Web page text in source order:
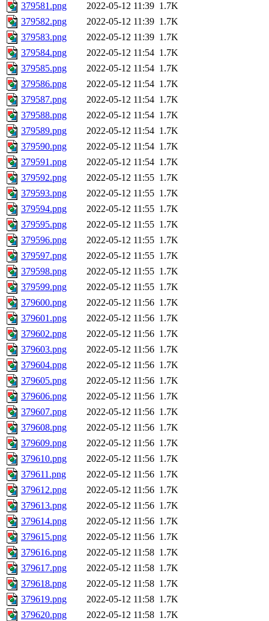
379581.png
2022-05-12 11:39 1.7K
379582.png
2022-05-12 11:39 1.7K
379583.png
2022-05-12 11:39 1.7K
379584.png
2022-05-12 11:54 1.7K
379585.png
2022-05-12 11:54 1.7K
379586.png
2022-05-12 11:54 1.7K
379587.png
2022-05-12 11:54 1.7K
379588.png
2022-05-12 11:54 1.7K
379589.png
2022-05-12 11:54 1.7K
379590.png
2022-05-12 11:54 1.7K
379591.png
2022-05-12 11:54 1.7K
379592.png
2022-05-12 11:55 1.7K
379593.png
2022-05-12 11:55 1.7K
379594.png
2022-05-12 11:55 1.7K
379595.png
2022-05-12 11:55 1.7K
379596.png
2022-05-12 11:55 1.7K
379597.png
2022-05-12 11:55 1.7K
379598.png
2022-05-12 11:55 1.7K
379599.png
2022-05-12 11:55 1.7K
379600.png
2022-05-12 11:56 1.7K
379601.png
2022-05-12 11:56 1.7K
379602.png
2022-05-12 11:56 1.7K
379603.png
2022-05-12 11:56 1.7K
379604.png
2022-05-12 11:56 1.7K
379605.png
2022-05-12 11:56 1.7K
379606.png
2022-05-12 11:56 1.7K
379607.png
2022-05-12 11:56 1.7K
379608.png
2022-05-12 11:56 1.7K
379609.png
2022-05-12 11:56 1.7K
379610.png
2022-05-12 11:56 1.7K
379611.png
2022-05-12 11:56 1.7K
379612.png
2022-05-12 11:56 1.7K
379613.png
2022-05-12 11:56 1.7K
379614.png
2022-05-12 11:56 1.7K
379615.png
2022-05-12 11:56 1.7K
379616.png
2022-05-12 11:58 1.7K
379617.png
2022-05-12 11:58 1.7K
379618.png
2022-05-12 11:58 1.7K
379619.png
2022-05-12 11:58 1.7K
379620.png
2022-05-12 11:58 1.7K